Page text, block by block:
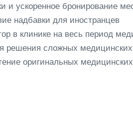
и ускоренное бронирование
надбавки для иностранцев
в клинике на весь период
решения сложных
оригинальных